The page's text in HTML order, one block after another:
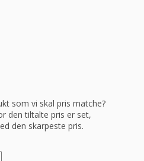
som vi skal pris matche?
den tiltalte pris er set,
den skarpeste pris.